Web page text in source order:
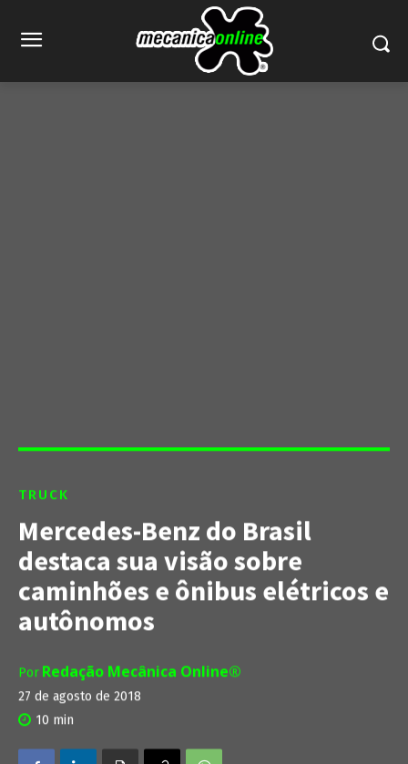
TRUCK
Mercedes-Benz do Brasil
destaca sua visão sobre
caminhões e ônibus elétricos e
autônomos
Por Redação Mecânica Online®
27 de agosto de 2018
10 min